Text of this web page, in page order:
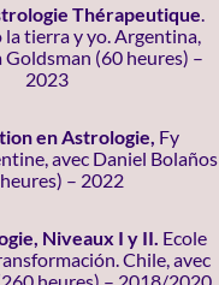
Thérapeutique
la tierra y yo. Argentina,
Goldsman (60 heures) –
2023
en Astrologie, Fy
avec Daniel Bolaños
– 2022
Niveaux I y II. Ecole
Chile, avec